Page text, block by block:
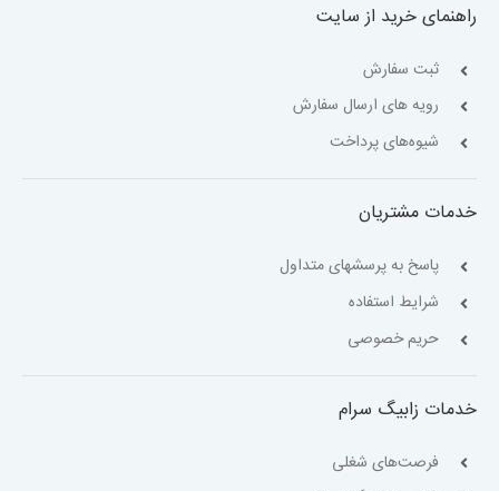
راهنمای خرید از سایت
ثبت سفارش
رویه های ارسال سفارش
شیوه‌های پرداخت
خدمات مشتریان
پاسخ به پرسشهای متداول
شرایط استفاده
حریم خصوصی
خدمات زابیگ سرام
فرصت‌های شغلی